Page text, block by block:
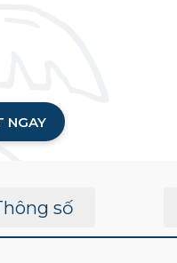
NGAY
số